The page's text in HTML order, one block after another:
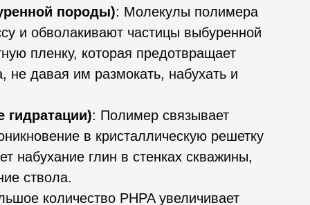
породы): Молекулы полимера
и обволакивают частицы выбуренной
пленку, которая предотвращает
не давая им размокать, набухать и
гидратации): Полимер связывает
в кристаллическую решетку
набухание глин в стенках скважины,
ствола.
количество PHPA увеличивает